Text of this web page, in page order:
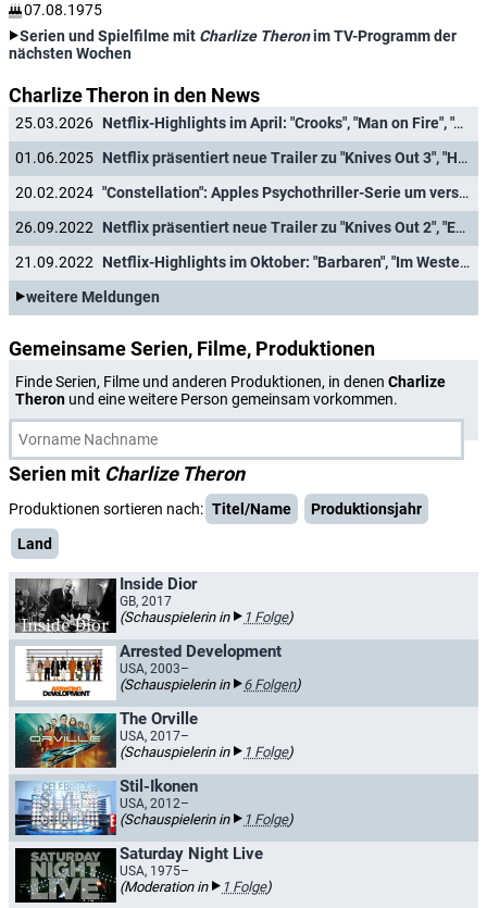
07.08.1975
Serien und Spielfilme mit Charlize Theronim TV-Programm der
nächsten Wochen
Charlize Theron in den News
25.03.2026
Netflix-Highlights im April: "Crooks", "Man on Fire", "Apex" und "Stranger Things: Tales from '85"
01.06.2025
Netflix präsentiert neue Trailer zu "Knives Out 3", "Happy Gilmore 2" und mehr
20.02.2024
"Constellation": Apples Psychothriller-Serie um verstörte Astronautin mit gedämpfter Anziehungskraft
26.09.2022
Netflix präsentiert neue Trailer zu "Knives Out 2", "Enola Holmes 2" und mehr
21.09.2022
Netflix-Highlights im Oktober: "Barbaren", "Im Westen nichts Neues" und "The School for Good and Evil"
weitere Meldungen
Gemeinsame Serien, Filme, Produktionen
Finde Serien, Filme und anderen Produktionen, in denen Charlize
Theron und eine weitere Person gemeinsam vorkommen.
Serien mit Charlize Theron
Produktionen sortieren nach: Titel/Name
Produktionsjahr
Land
Inside Dior
GB, 2017
(Schauspielerin in 1 Folge)
Arrested Development
USA, 2003–
(Schauspielerin in 6 Folgen)
The Orville
USA, 2017–
(Schauspielerin in 1 Folge)
Stil-Ikonen
USA, 2012–
(Schauspielerin in 1 Folge)
Saturday Night Live
USA, 1975–
(Moderation in 1 Folge)